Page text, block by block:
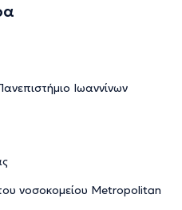
Ιωαννίνων
νοσοκομείου Metropolitan